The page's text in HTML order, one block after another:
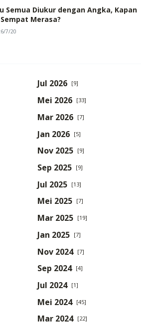
Semua Diukur dengan Angka, Kapan
Merasa?
7/20
Jul 2026 [9]
Mei 2026 [33]
Mar 2026 [7]
Jan 2026 [5]
Nov 2025 [9]
Sep 2025 [9]
Jul 2025 [13]
Mei 2025 [7]
Mar 2025 [19]
Jan 2025 [7]
Nov 2024 [7]
Sep 2024 [4]
Jul 2024 [1]
Mei 2024 [45]
Mar 2024 [22]